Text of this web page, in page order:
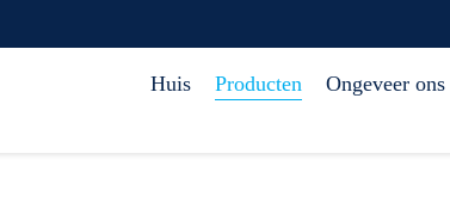
Huis Producten Ongeveer ons